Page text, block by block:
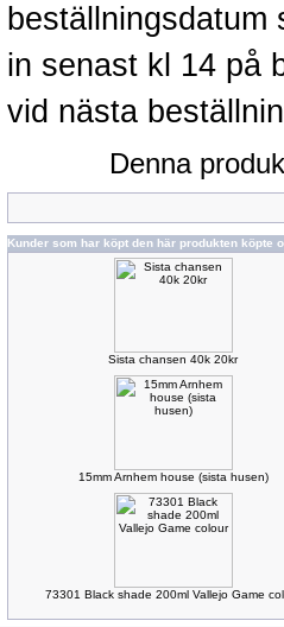
in senast kl 14 på
vid nästa
Denna
Kunder som har köpt den här produkten köpte
Sista chansen 40k 20kr
15mm Arnhem house (sista husen)
73301 Black shade 200ml Vallejo Game